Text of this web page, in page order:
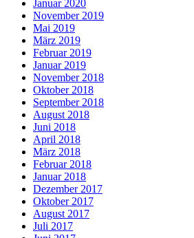
Januar 2020
November 2019
Mai 2019
März 2019
Februar 2019
Januar 2019
November 2018
Oktober 2018
September 2018
August 2018
Juni 2018
April 2018
März 2018
Februar 2018
Januar 2018
Dezember 2017
Oktober 2017
August 2017
Juli 2017